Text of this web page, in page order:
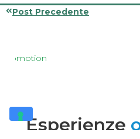
Post Precedente
Esperienze